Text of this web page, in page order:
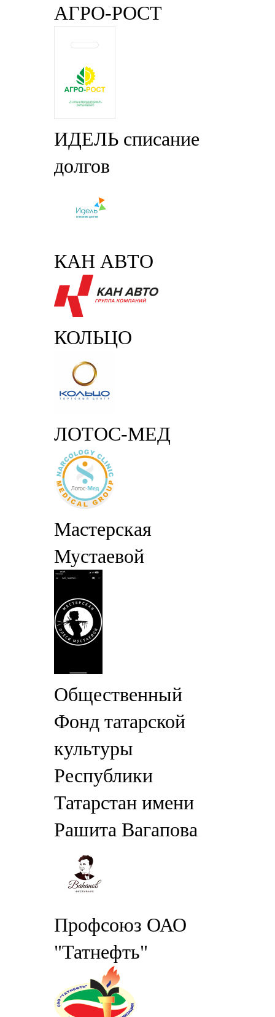
АГРО-РОСТ
ИДЕЛЬ списание
долгов
КАН АВТО
КОЛЬЦО
ЛОТОС-МЕД
Мастерская
Мустаевой
Общественный
Фонд татарской
культуры
Республики
Татарстан имени
Рашита Вагапова
Профсоюз ОАО
"Татнефть"